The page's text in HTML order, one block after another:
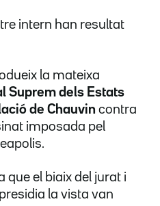
intern han resultat
la mateixa
Suprem dels Estats
de Chauvin contra
imposada pel
que el biaix del jurat i
la vista van